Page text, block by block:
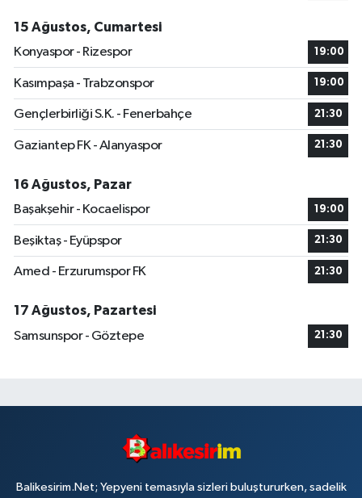
15 Ağustos, Cumartesi
Konyaspor - Rizespor
19:00
Kasımpaşa - Trabzonspor 19:00
Gençlerbirliği S.K. - Fenerbahçe 21:30
Gaziantep FK - Alanyaspor 21:30
16 Ağustos, Pazar
Başakşehir - Kocaelispor
19:00
Beşiktaş - Eyüpspor 21:30
Amed - Erzurumspor FK 21:30
17 Ağustos, Pazartesi
Samsunspor - Göztepe
21:30
Balikesirim.Net; Yepyeni temasıyla sizleri buluştururken, sadelik